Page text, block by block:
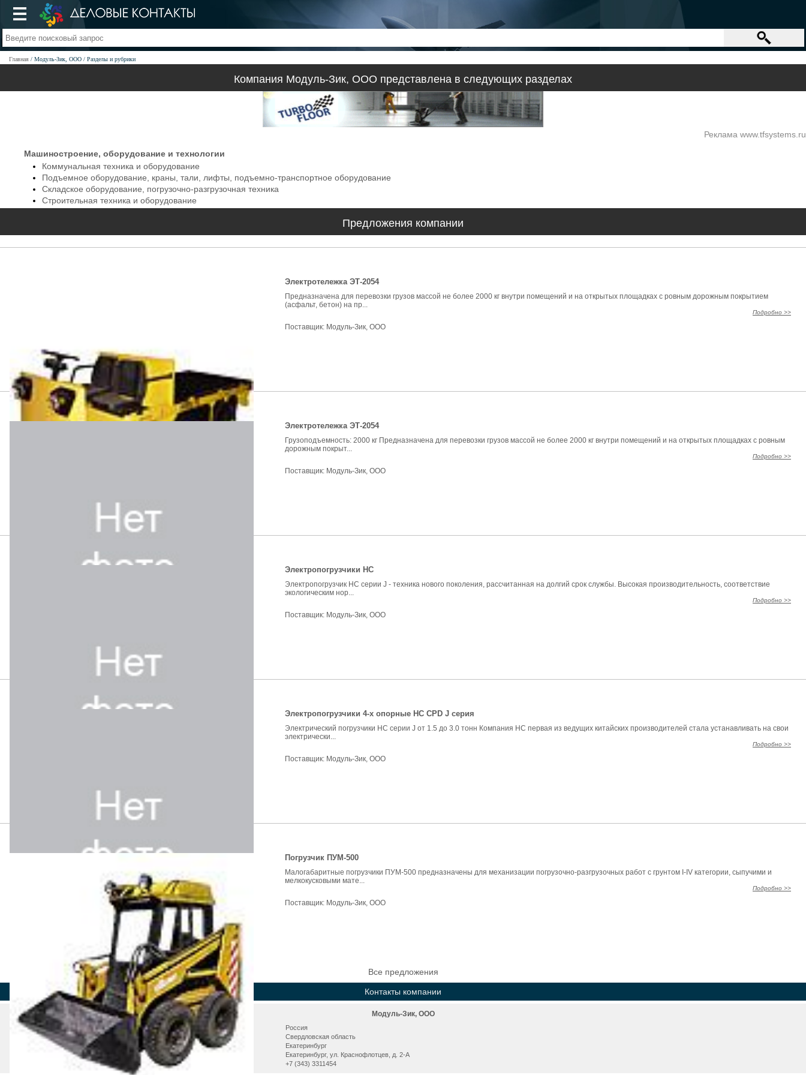
Главная Модуль-Зик, ООО Разделы и рубрики
Компания Модуль-Зик, ООО представлена в следующих разделах
Реклама www.tfsystems.ru
Машиностроение, оборудование и технологии
Коммунальная техника и оборудование
Подъемное оборудование, краны, тали, лифты, подъемно-транспортное оборудование
Складское оборудование, погрузочно-разгрузочная техника
Строительная техника и оборудование
Предложения компании
Электротележка ЭТ-2054
Предназначена для перевозки грузов массой не более 2000 кг внутри помещений и на открытых площадках с ровным дорожным покрытием
(асфальт, бетон) на пр...
Подробно >>
Поставщик: Модуль-Зик, ООО
Электротележка ЭТ-2054
Грузоподъемность: 2000 кг Предназначена для перевозки грузов массой не более 2000 кг внутри помещений и на открытых площадках с ровным
дорожным покрыт...
Подробно >>
Поставщик: Модуль-Зик, ООО
Электропогрузчики HC
Электропогрузчик HC серии J - техника нового поколения, рассчитанная на долгий срок службы. Высокая производительность, соответствие
экологическим нор...
Подробно >>
Поставщик: Модуль-Зик, ООО
Электропогрузчики 4-х опорные HC CPD J серия
Электрический погрузчики HC серии J от 1.5 до 3.0 тонн Компания НС первая из ведущих китайских производителей стала устанавливать на свои
электрически...
Подробно >>
Поставщик: Модуль-Зик, ООО
Погрузчик ПУМ-500
Малогабаритные погрузчики ПУМ-500 предназначены для механизации погрузочно-разгрузочных работ с грунтом I-IV категории, сыпучими и
мелкокусковыми мате...
Подробно >>
Поставщик: Модуль-Зик, ООО
Все предложения
Контакты компании
Модуль-Зик, ООО
Страна
Россия
Свердловская область
Екатеринбург
Екатеринбург, ул. Краснофлотцев, д. 2-А
+7 (343) 3311454